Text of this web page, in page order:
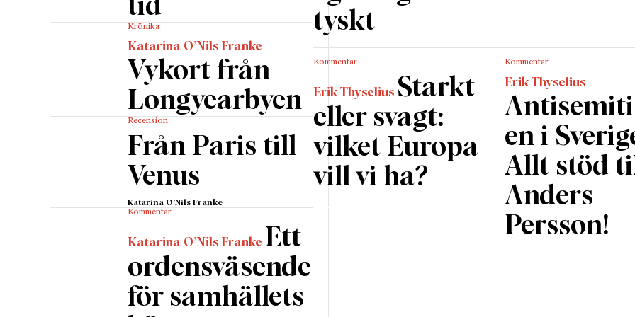
Trots detta försvinner jag emellanåt ofrivilligt i väg därifrån när
inför Hansons samtida målningar. De är slående färggranna,
som Hanson valt att titulera dem på latin) har jag svårt att vara
Däremot känner jag mig väldigt närvarande inför de konkreta
trapporna och husen – dessa kommunicerar med mig och
I artboxen trivs jag allra bäst. Här visas tidiga verk av Hanson,
omkring debuten 1981, men det råkar bli så att jag besöker den
sist. Det finns inget rätt och fel kring det, utan den retroaktiva
utställningen är tänkt att vara cirkulär. Man väljer själv var man
slutar och återkommer. Men inne i boxen är det, trots den stora
rymden, både klaustrofobiskt och mörkt. Här är målningarna
skrämmande och trapporna inte längre tomma. De har det
ser knappt ut som kvinnor, utan mer som själar som vandrar.
tid
Krönika
Katarina O’Nils Franke
Vykort från
Longyearbyen
Recension
Från Paris till
Venus
Katarina O’Nils Franke
Kommentar
Katarina O’Nils Franke Ett
ordensväsende
för samhällets
tyskt
Kommentar
Erik Thyselius Starkt
eller svagt:
vilket Europa
vill vi ha?
Kommentar
Erik Thyselius
en i
Allt stöd
Anders
Persson!